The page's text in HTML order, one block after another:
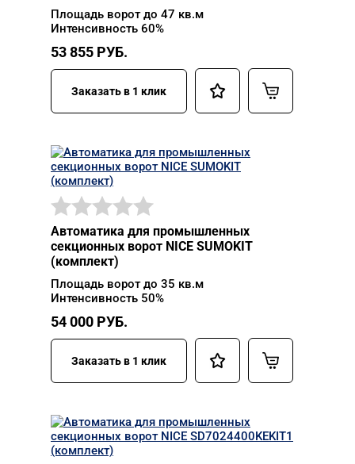
Площадь ворот до 47 кв.м
Интенсивность 60%
53 855 РУБ.
Заказать в 1 клик
Автоматика для промышленных
секционных ворот NICE SUMOKIT
(комплект)
Площадь ворот до 35 кв.м
Интенсивность 50%
54 000 РУБ.
Заказать в 1 клик